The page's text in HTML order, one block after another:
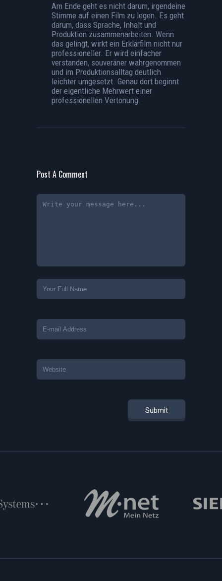
Am Ende geht es nicht darum, irgendeine
Stimme auf einen Film zu legen. Es geht
darum, dass Sprache, Inhalt und
Produktion zusammenarbeiten. Wenn
das gelingt, wirkt ein Erklärfilm nicht nur
professioneller. Er wird einfacher
verstanden, souveräner wahrgenommen
und im Produktionsalltag deutlich
leichter umgesetzt. Genau dort beginnt
der eigentliche Mehrwert einer
professionellen Vertonung.
Post A Comment